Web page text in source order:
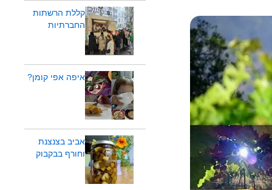
קללת הרשתות
החברתיות
איפה אפי קומן?
אביב בצנצנת
וחורף בבקבוק